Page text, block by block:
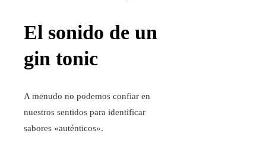
El sonido de un
gin tonic
A menudo no podemos confiar en
nuestros sentidos para identificar
sabores «auténticos».